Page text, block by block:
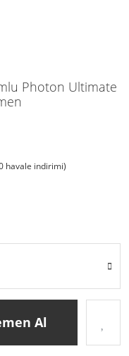
Photon Ultimate
havale indirimi)
Al